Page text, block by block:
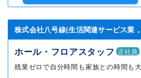
株式会社八号線(生活関連サービス業
ホール・フロアスタッフ 正社員
残業ゼロで自分時間も家族との時間も